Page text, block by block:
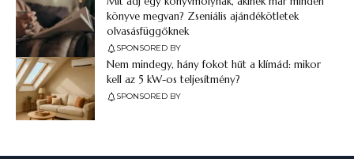
könyve megvan? Zseniális ajándékötletek
olvasásfüggőknek
SPONSORED BY
Nem mindegy, hány fokot hűt a klímád: mikor
kell az 5 kW-os teljesítmény?
SPONSORED BY